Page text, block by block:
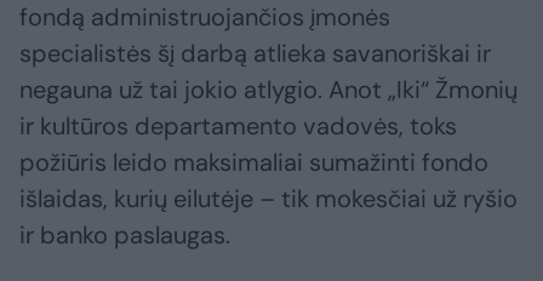
fondą administruojančios įmonės
specialistės šį darbą atlieka savanoriškai ir
negauna už tai jokio atlygio. Anot „Iki“ Žmonių
ir kultūros departamento vadovės, toks
požiūris leido maksimaliai sumažinti fondo
išlaidas, kurių eilutėje – tik mokesčiai už ryšio
ir banko paslaugas.